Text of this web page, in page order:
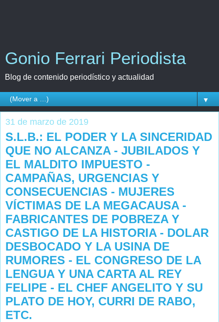
Gonio Ferrari Periodista
Blog de contenido periodístico y actualidad
▼
31 de marzo de 2019
S.L.B.: EL PODER Y LA SINCERIDAD
QUE NO ALCANZA - JUBILADOS Y
EL MALDITO IMPUESTO -
CAMPAÑAS, URGENCIAS Y
CONSECUENCIAS - MUJERES
VÍCTIMAS DE LA MEGACAUSA -
FABRICANTES DE POBREZA Y
CASTIGO DE LA HISTORIA - DOLAR
DESBOCADO Y LA USINA DE
RUMORES - EL CONGRESO DE LA
LENGUA Y UNA CARTA AL REY
FELIPE - EL CHEF ANGELITO Y SU
PLATO DE HOY, CURRI DE RABO,
ETC.